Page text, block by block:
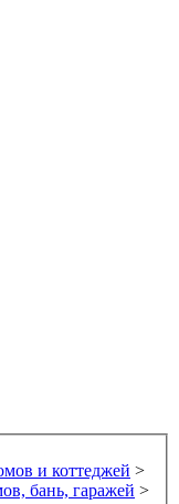
и коттеджей >
бань, гаражей >